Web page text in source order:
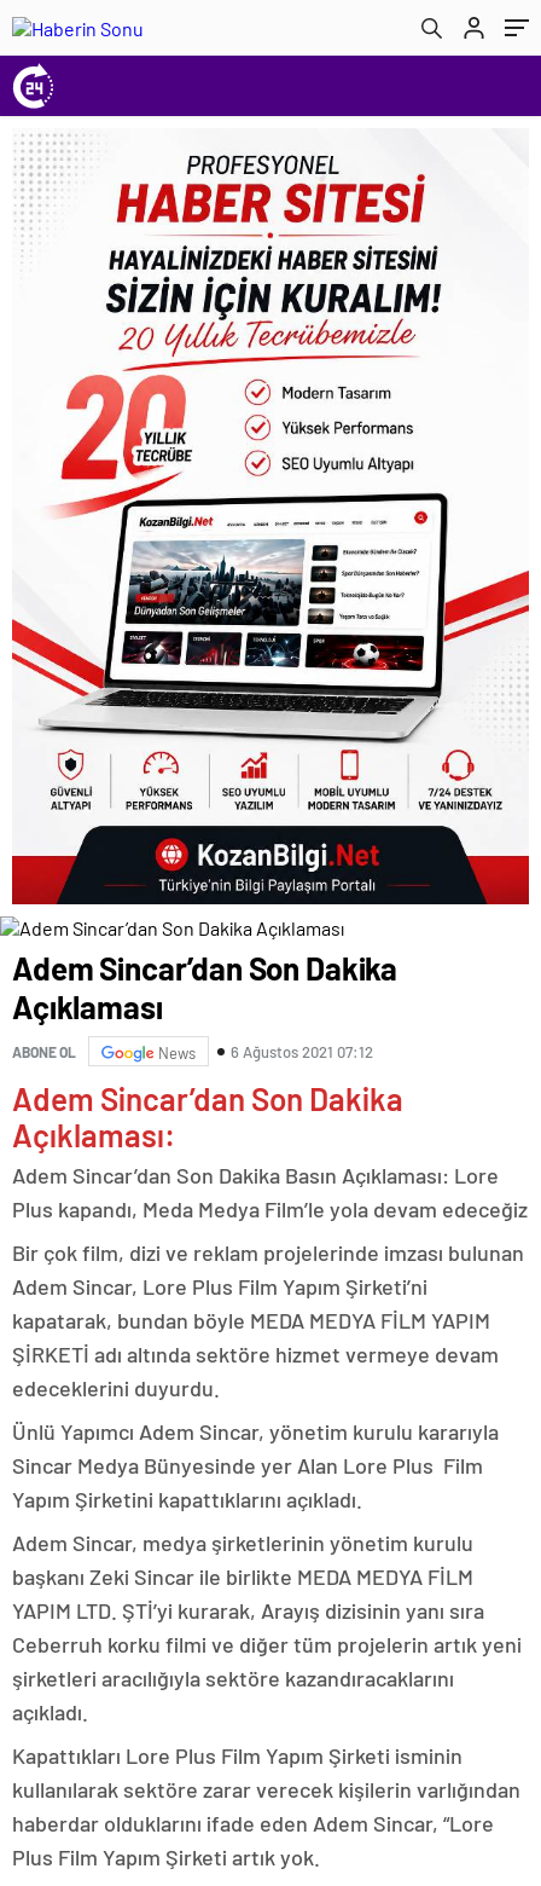
Adem Sincar’dan Son Dakika
Açıklaması
ABONE OL News 6 Ağustos 2021 07:12
Adem Sincar’dan Son Dakika
Açıklaması:
Adem Sincar’dan Son Dakika Basın Açıklaması: Lore
Plus kapandı, Meda Medya Film’le yola devam edeceğiz
Bir çok film, dizi ve reklam projelerinde imzası bulunan
Adem Sincar, Lore Plus Film Yapım Şirketi’ni
kapatarak, bundan böyle MEDA MEDYA FİLM YAPIM
ŞİRKETİ adı altında sektöre hizmet vermeye devam
edeceklerini duyurdu.
Ünlü Yapımcı Adem Sincar, yönetim kurulu kararıyla
Sincar Medya Bünyesinde yer Alan Lore Plus Film
Yapım Şirketini kapattıklarını açıkladı.
Adem Sincar, medya şirketlerinin yönetim kurulu
başkanı Zeki Sincar ile birlikte MEDA MEDYA FİLM
YAPIM LTD. ŞTİ’yi kurarak, Arayış dizisinin yanı sıra
Ceberruh korku filmi ve diğer tüm projelerin artık yeni
şirketleri aracılığıyla sektöre kazandıracaklarını
açıkladı.
Kapattıkları Lore Plus Film Yapım Şirketi isminin
kullanılarak sektöre zarar verecek kişilerin varlığından
haberdar olduklarını ifade eden Adem Sincar, “Lore
Plus Film Yapım Şirketi artık yok.